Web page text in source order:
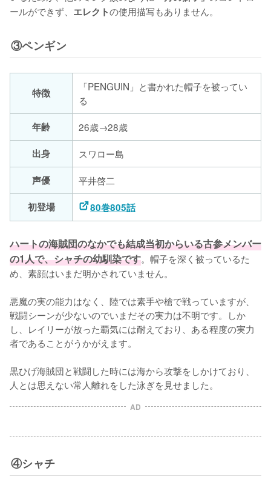
ールができず、 エレクト
③ペンギン
特徴
「PENGUIN」と書かれた帽子を被ってい
る
年齢
26歳→28歳
出身
スワロー島
声優
平井啓二
初登場
80巻805話
ハートの海賊団のなかでも結成当初からいる古参メンバー
の1人で、シャチの幼馴染です。帽子を深く被っているた
め、素顔はいまだ明かされていません。
悪魔の実の能力はなく、陸では素手や槍で戦っていますが、
戦闘シーンが少ないのでいまだその実力は不明です。しか
し、レイリーが放った覇気には耐えており、ある程度の実力
者であることがうかがえます。
黒ひげ海賊団と戦闘した時には海から攻撃をしかけており、
人とは思えない常人離れをした泳ぎを見せました。
AD
④シャチ